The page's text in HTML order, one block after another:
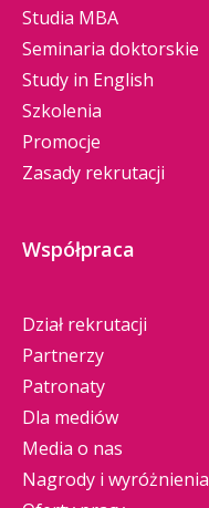
Studia MBA
Seminaria doktorskie
Study in English
Szkolenia
Promocje
Zasady rekrutacji
Współpraca
Dział rekrutacji
Partnerzy
Patronaty
Dla mediów
Media o nas
Nagrody i wyróżnienia